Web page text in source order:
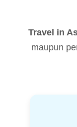
Travel in
maupun